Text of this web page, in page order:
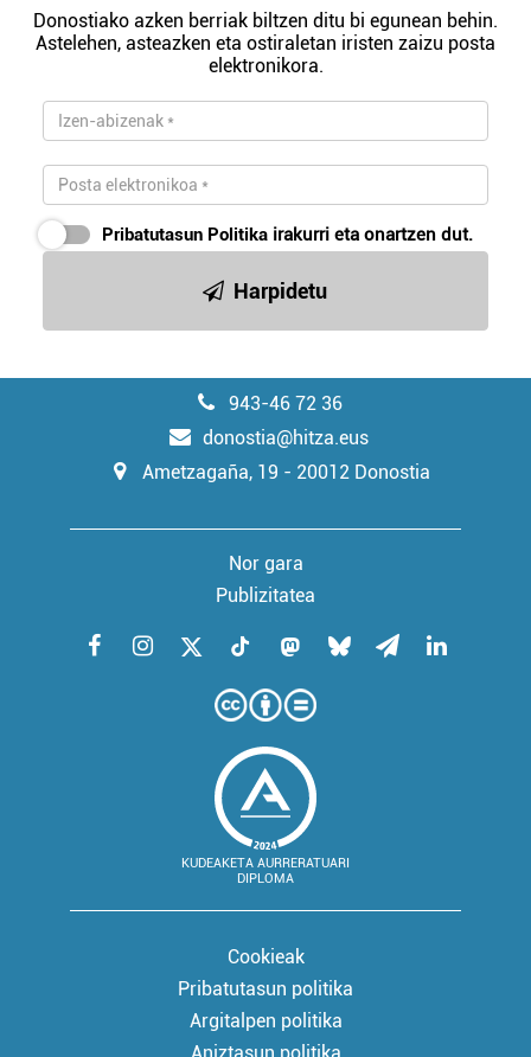
Donostiako azken berriak biltzen ditu bi egunean behin.
Astelehen, asteazken eta ostiraletan iristen zaizu posta
elektronikora.
Pribatutasun Politika irakurri eta onartzen dut.
Harpidetu
943-46 72 36
donostia@hitza.eus
Ametzagaña, 19 - 20012 Donostia
Nor gara
Publizitatea
KUDEAKETA AURRERATUARI
DIPLOMA
Cookieak
Pribatutasun politika
Argitalpen politika